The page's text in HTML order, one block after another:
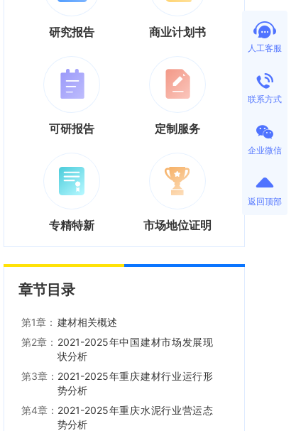
研究报告 商业计划书
可研报告 定制服务
专精特新 市场地位证明
章节目录
第1章： 建材相关概述
第2章： 2021-2025年中国建材市场发展现
状分析
第3章： 2021-2025年重庆建材行业运行形
势分析
第4章： 2021-2025年重庆水泥行业营运态
势分析
人工客服
联系方式
企业微信
返回顶部